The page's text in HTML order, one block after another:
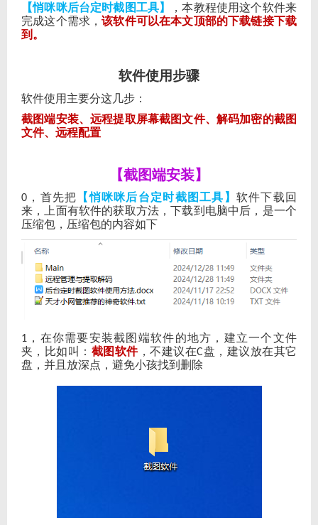
【悄咪咪后台定时截图工具】
，本教程使用这个软件来
完成这个需求，该软件可以在本文顶部的下载链接下载
到。
软件使用步骤
软件使用主要分这几步：
截图端安装、远程提取屏幕截图文件、解码加密的截图
文件、远程配置
【截图端安装】
0 ，首先把 【悄咪咪后台定时截图工具】 软件下载回
来，上面有软件的获取方法，下载到电脑中后，是一个
压缩包，压缩包的内容如下
1 ，在你需要安装截图端软件的地方，建立一个文件
夹，比如叫： 截图软件，不建议在C盘，建议放在其它
盘，并且放深点，避免小孩找到删除